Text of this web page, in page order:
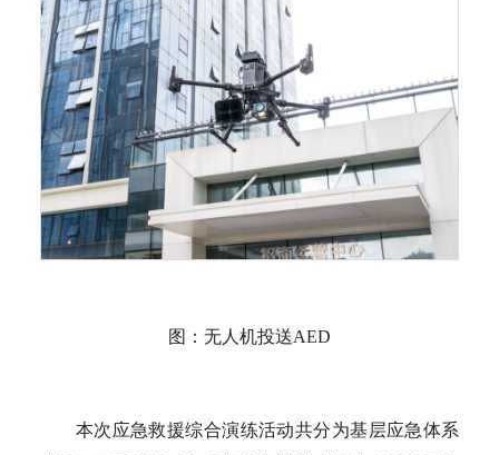
图：无人机投送AED
本次应急救援综合演练活动共分为基层应急体系